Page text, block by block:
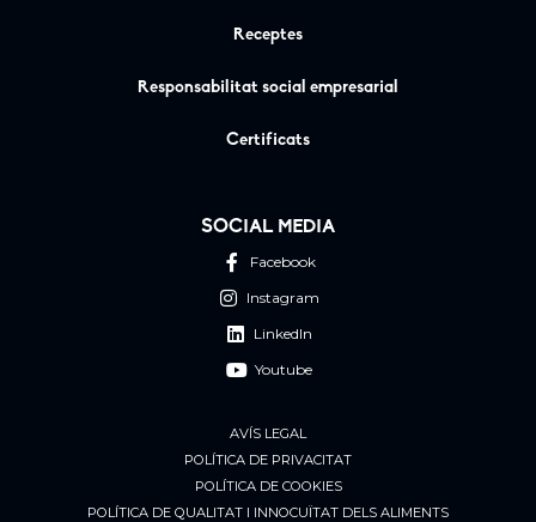
Receptes
Responsabilitat social empresarial
Certificats
SOCIAL MEDIA
Facebook
Instagram
LinkedIn
Youtube
AVÍS LEGAL
POLÍTICA DE PRIVACITAT
POLÍTICA DE COOKIES
POLÍTICA DE QUALITAT I INNOCUÏTAT DELS ALIMENTS